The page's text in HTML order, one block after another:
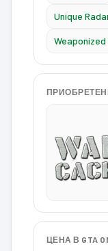
Unique
Weaponized
ЦЕНА В GTA